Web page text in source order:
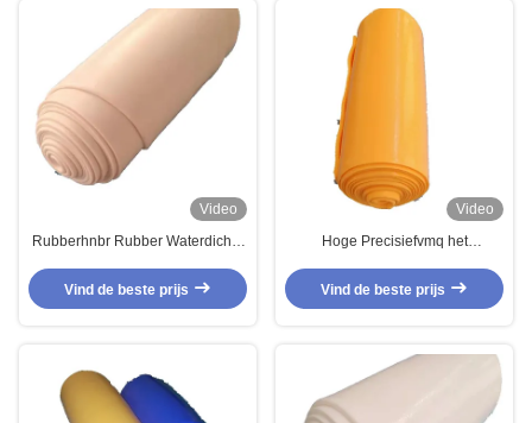
Video
Rubberhnbr Rubber Waterdichte
VMQ FVMQ
Vind de beste prijs
Video
Hoge Precisiefvmq het
Flashless EPDM Rubber
Waterdicht maken
Vind de beste prijs